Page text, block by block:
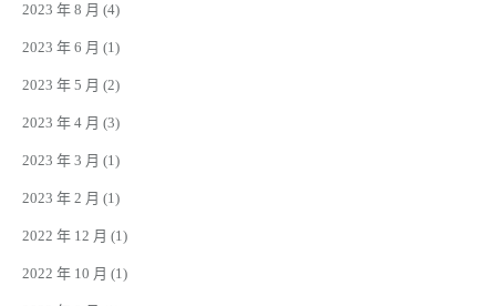
2023 年 8 月 (4)
2023 年 6 月 (1)
2023 年 5 月 (2)
2023 年 4 月 (3)
2023 年 3 月 (1)
2023 年 2 月 (1)
2022 年 12 月 (1)
2022 年 10 月 (1)